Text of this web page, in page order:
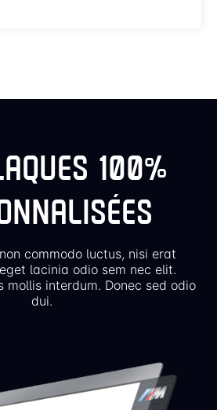
100%
commodo luctus, nisi erat
lacinia odio sem nec elit.
mollis interdum. Donec sed odio
dui.